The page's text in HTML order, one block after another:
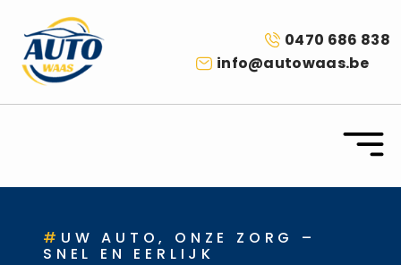
0470 686 838
info@autowaas.be
# UW AUTO, ONZE ZORG –
SNEL EN EERLIJK